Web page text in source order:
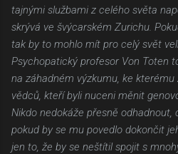
tajnými službami z celého světa
skrývá ve švýcarském Zurichu.
tak by to mohlo mít pro celý svět
Psychopatický profesor Von Toten
na záhadném výzkumu, ke
vědců, kteří byli nuceni měnit
Nikdo nedokáže přesně odhadnout,
pokud by se mu povedlo dokončit
jen to, že by se neštítil spojit s